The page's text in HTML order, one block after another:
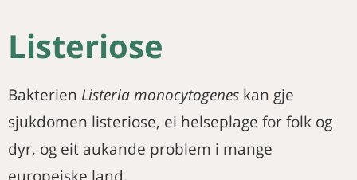
Listeriose
Bakterien Listeria monocytogenes kan gje
sjukdomen listeriose, ei helseplage for folk og
dyr, og eit aukande problem i mange
europeiske land.